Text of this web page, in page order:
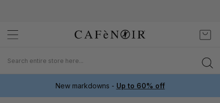
to
My
New markdowns - Up to 60% off